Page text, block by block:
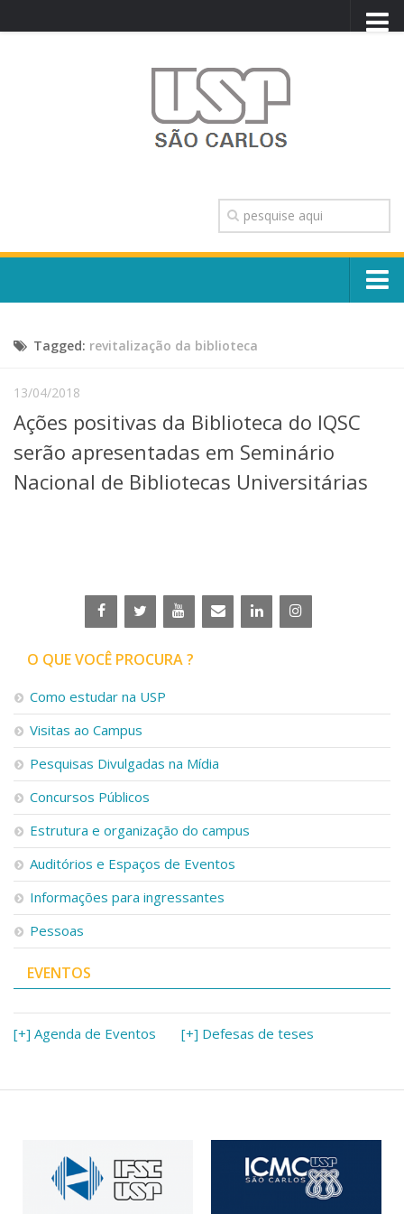
TRANSPARÊNCIA
OUVIDORIA
CONTATO
Escola, Institutos e Órgãos
Núcleos e Comissões
Telefones e Mapas
Pessoas
Graduação
Linhas de Pesquisa
Centros, Núcleos e Projetos em Rede
Iniciação Científica
Empresas Juniores
Extensão à Comunidade
Projetos, Programas e Cursos
Artes, Cultura e Esportes
Museus e Espaços Interativos
Serviços
Bibliotecas
Apoio ao Estudante
Segurança, Trânsito e Prevenção
RH, Administrativo e Financeiro
Outros serviços
Comunicação
Assessorias e Mídias
Aplicativos e Sites
Jornal da USP
Agenda de Eventos
Tagged: revitalização da biblioteca
13/04/2018
Ações positivas da Biblioteca do IQSC
serão apresentadas em Seminário
Nacional de Bibliotecas Universitárias
O QUE VOCÊ PROCURA ?
Como estudar na USP
Visitas ao Campus
Pesquisas Divulgadas na Mídia
Concursos Públicos
Estrutura e organização do campus
Auditórios e Espaços de Eventos
Informações para ingressantes
Pessoas
EVENTOS
[+] Agenda de Eventos [+] Defesas de teses